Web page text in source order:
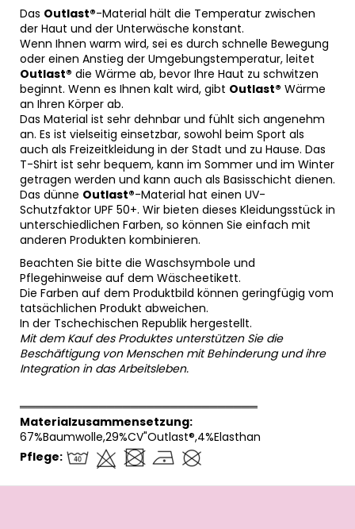
Das Outlast®-Material hält die Temperatur zwischen
der Haut und der Unterwäsche konstant.
Wenn Ihnen warm wird, sei es durch schnelle Bewegung
oder einen Anstieg der Umgebungstemperatur, leitet
Outlast® die Wärme ab, bevor Ihre Haut zu schwitzen
beginnt. Wenn es Ihnen kalt wird, gibt Outlast® Wärme
an Ihren Körper ab.
Das Material ist sehr dehnbar und fühlt sich angenehm
an. Es ist vielseitig einsetzbar, sowohl beim Sport als
auch als Freizeitkleidung in der Stadt und zu Hause. Das
T-Shirt ist sehr bequem, kann im Sommer und im Winter
getragen werden und kann auch als Basisschicht dienen.
Das dünne Outlast®-Material hat einen UV-
Schutzfaktor UPF 50+. Wir bieten dieses Kleidungsstück in
unterschiedlichen Farben, so können Sie einfach mit
anderen Produkten kombinieren.
Beachten Sie bitte die Waschsymbole und
Pflegehinweise auf dem Wäscheetikett.
Die Farben auf dem Produktbild können geringfügig vom
tatsächlichen Produkt abweichen.
In der Tschechischen Republik hergestellt.
Mit dem Kauf des Produktes unterstützen Sie die
Beschäftigung von Menschen mit Behinderung und ihre
Integration in das Arbeitsleben.
══════════════════════════════
Materialzusammensetzung:
67%Baumwolle,29%CV"Outlast®,4%Elasthan
Pflege: